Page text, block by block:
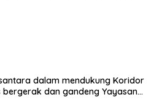
dalam mendukung Koridor
bergerak dan gandeng Yayasan